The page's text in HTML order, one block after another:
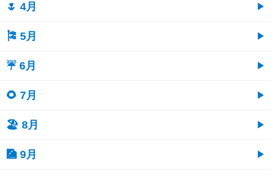
🌷 4月
🎏 5月
☔ 6月
🌻 7月
🏖 8月
🎑 9月